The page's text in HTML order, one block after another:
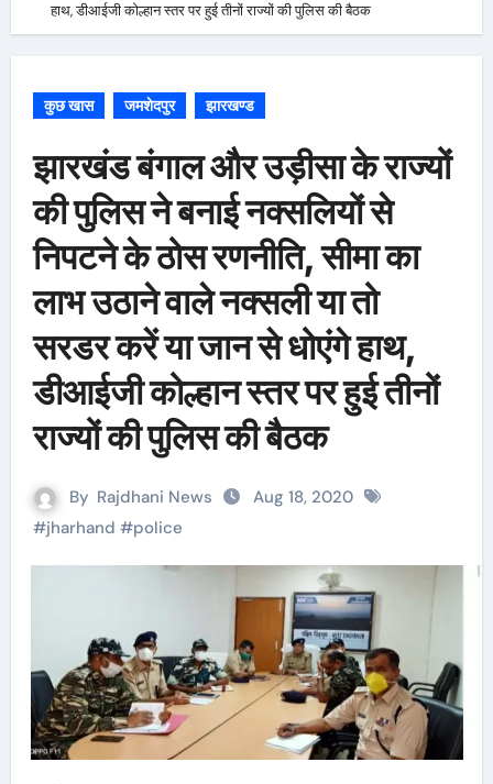
हाथ, डीआईजी कोल्हान स्तर पर हुई तीनों राज्यों की पुलिस की बैठक
कुछ खास जमशेदपुर झारखण्ड
झारखंड बंगाल और उड़ीसा के राज्यों
की पुलिस ने बनाई नक्सलियों से
निपटने के ठोस रणनीति, सीमा का
लाभ उठाने वाले नक्सली या तो
सरडर करें या जान से धोएंगे हाथ,
डीआईजी कोल्हान स्तर पर हुई तीनों
राज्यों की पुलिस की बैठक
By Rajdhani News
Aug 18, 2020
#jharhand #police